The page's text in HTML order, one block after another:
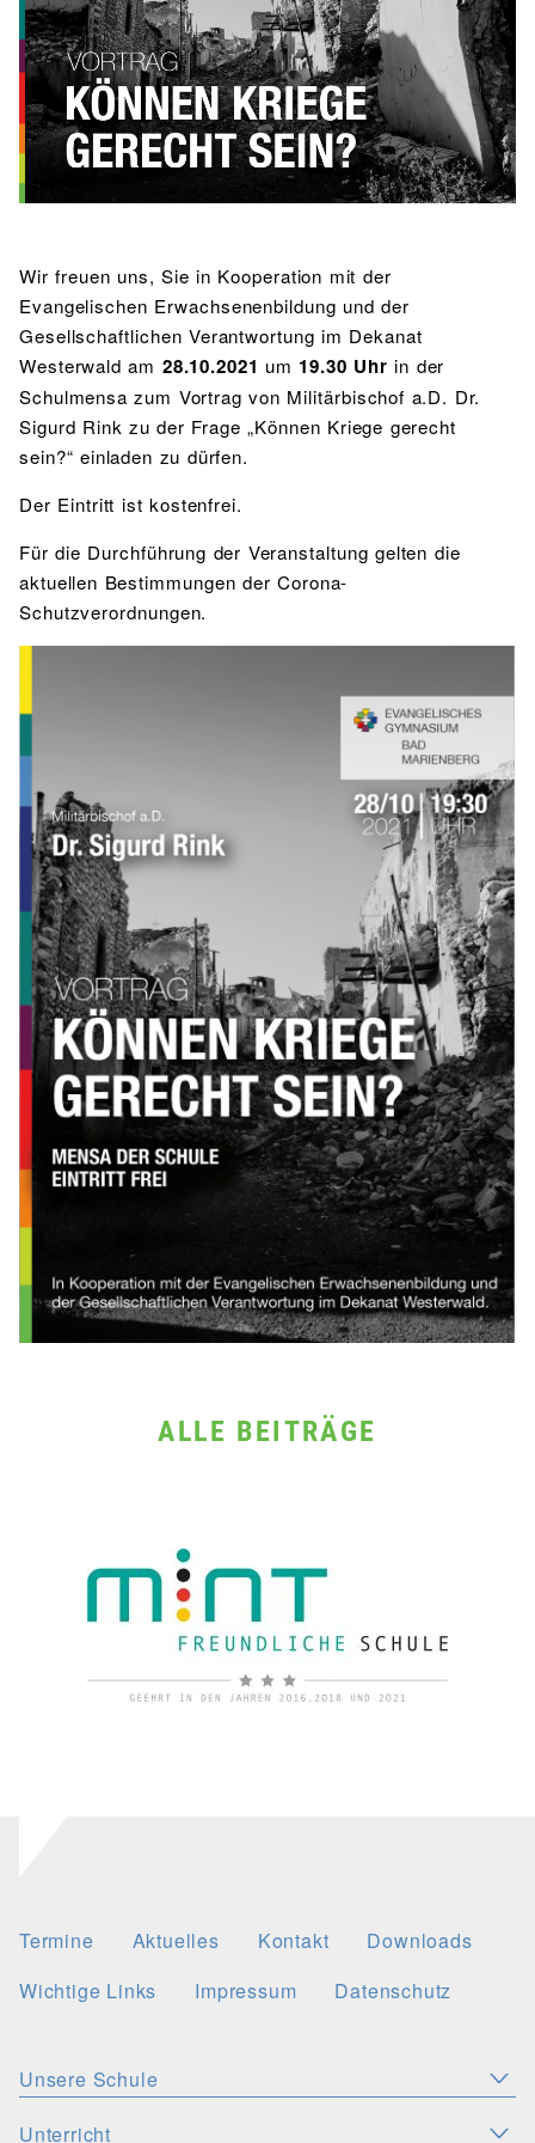
BIBLIOTHEK
Bibliothek Bibliothekskatalog
Schulbuchausleihe
Lehrmittelfreiheit
Buchempfehlungen
MENSA & BISTRO
Food Scouts
FAQs
SPORT
Sport als Leistungsfach Exkursionen
Wettkämpfe
Fachschaft
JtfO
Wir freuen uns, Sie in Kooperation mit der
Evangelischen Erwachsenenbildung und der
Gesellschaftlichen Verantwortung im Dekanat
Westerwald am 28.10.2021 um 19.30 Uhr in der
Schulmensa zum Vortrag von Militärbischof a.D. Dr.
Sigurd Rink zu der Frage „Können Kriege gerecht
sein?“ einladen zu dürfen.
Der Eintritt ist kostenfrei.
Für die Durchführung der Veranstaltung gelten die
aktuellen Bestimmungen der Corona-
Schutzverordnungen.
ALLE BEITRÄGE
Termine Aktuelles Kontakt
Downloads
Wichtige Links
Impressum Datenschutz
Unsere Schule
Aktuelles
Unterricht